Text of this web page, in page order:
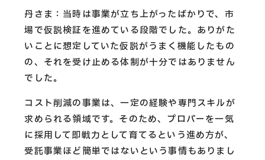
丹さま：当時は事業が立ち上がったばかりで、市
場で仮説検証を進めている段階でした。ありがた
いことに想定していた仮説がうまく機能したもの
の、それを受け止める体制が十分ではありません
でした。
コスト削減の事業は、一定の経験や専門スキルが
求められる領域です。そのため、プロパーを一気
に採用して即戦力として育てるという進め方が、
受託事業ほど簡単ではないという事情もありまし